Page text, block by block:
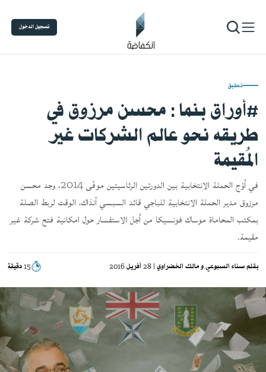
تسجيل الدخول
تحقيق
#أوراق بنما : محسن مرزوق في
طريقه نحو عالم الشركات غير
المُقيمة
في أوْج الحملة الانتخابية بين الدورتين الرئاسيتين موفّى 2014، وجد محسن
مرزوق مدير الحملة الانتخابية للباجي قائد السبسي آنذاك، الوقت لربط الصلة
بمكتب المحاماة موساك فونسيكا من أجل الاستفسار حول امكانية فتح شركة غير
مقيمة.
بقلم سناء السبوعي مالك الخضراوي | 28 أفريل 2016 15 دقيقة